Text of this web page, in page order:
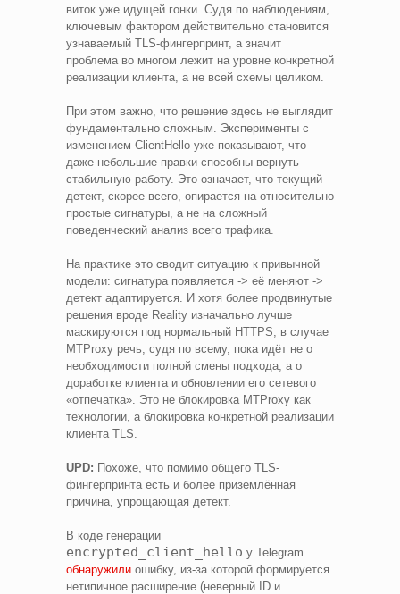
виток уже идущей гонки. Судя по наблюдениям,
ключевым фактором действительно становится
узнаваемый TLS-фингерпринт, а значит
проблема во многом лежит на уровне конкретной
реализации клиента, а не всей схемы целиком.
При этом важно, что решение здесь не выглядит
фундаментально сложным. Эксперименты с
изменением ClientHello уже показывают, что
даже небольшие правки способны вернуть
стабильную работу. Это означает, что текущий
детект, скорее всего, опирается на относительно
простые сигнатуры, а не на сложный
поведенческий анализ всего трафика.
На практике это сводит ситуацию к привычной
модели: сигнатура появляется -> её меняют ->
детект адаптируется. И хотя более продвинутые
решения вроде Reality изначально лучше
маскируются под нормальный HTTPS, в случае
MTProxy речь, судя по всему, пока идёт не о
необходимости полной смены подхода, а о
доработке клиента и обновлении его сетевого
«отпечатка». Это не блокировка MTProxy как
технологии, а блокировка конкретной реализации
клиента TLS.
UPD: Похоже, что помимо общего TLS-
фингерпринта есть и более приземлённая
причина, упрощающая детект.
В коде генерации
encrypted_client_hello у Telegram
обнаружили ошибку, из-за которой формируется
нетипичное расширение (неверный ID и